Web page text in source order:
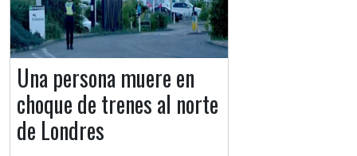
Una persona muere en
choque de trenes al norte
de Londres